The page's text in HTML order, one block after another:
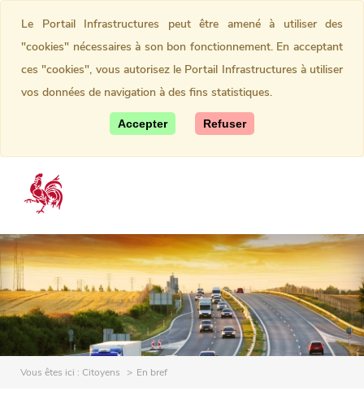
Vous êtes ici : Citoyens En bref
Le Portail Infrastructures peut être amené à utiliser des
"cookies" nécessaires à son bon fonctionnement. En acceptant
ces "cookies", vous autorisez le Portail Infrastructures à utiliser
vos données de navigation à des fins statistiques.
Accepter Refuser